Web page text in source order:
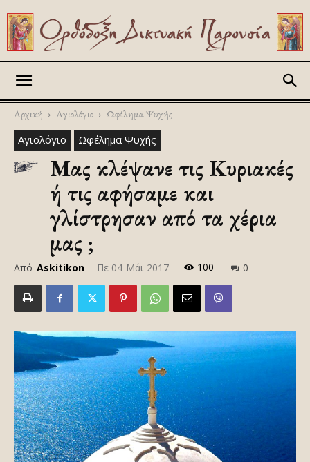
Αρχική Αγιολόγιο Ωφέλημα Ψυχής
Αγιολόγιο Ωφέλημα Ψυχής
Μας κλέψανε τις Κυριακές
ή τις αφήσαμε και
γλίστρησαν από τα χέρια
μας ;
Από Askitikon - Πε 04-Μάι-2017 100 0